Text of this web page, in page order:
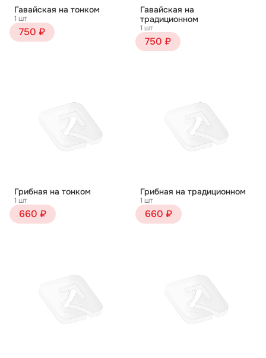
Гавайская на тонком
1 шт
750 ₽
Гавайская на
традиционном
1 шт
750 ₽
Грибная на тонком
1 шт
660 ₽
Грибная на традиционном
1 шт
660 ₽